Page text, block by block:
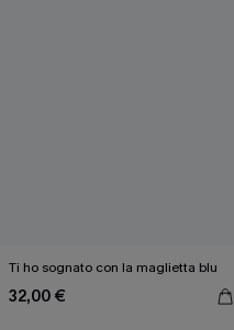
Ti ho sognato con la maglietta blu
32,00 €